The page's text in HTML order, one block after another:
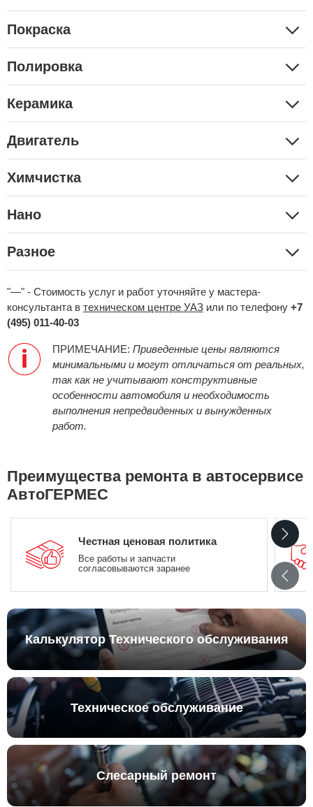
Покраска
Полировка
Керамика
Двигатель
Химчистка
Нано
Разное
"—" - Стоимость услуг и работ уточняйте у мастера-
консультанта в техническом центре УАЗ или по телефону +7
(495) 011-40-03
ПРИМЕЧАНИЕ: Приведенные цены являются
минимальными и могут отличаться от реальных,
так как не учитывают конструктивные
особенности автомобиля и необходимость
выполнения непредвиденных и вынужденных
работ.
Преимущества ремонта в автосервисе
АвтоГЕРМЕС
Честная ценовая политика
Все работы и запчасти
согласовываются заранее
Калькулятор Технического обслуживания
Техническое обслуживание
Слесарный ремонт